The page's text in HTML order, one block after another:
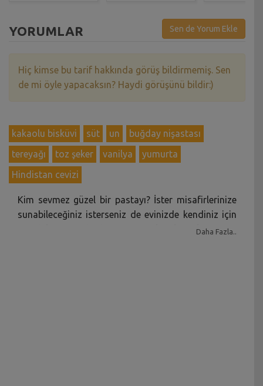
YORUMLAR Sen de Yorum Ekle
Hiç kimse bu tarif hakkında görüş bildirmemiş. Sen
de mi öyle yapacaksın? Haydi görüşünü bildir:)
kakaolu bisküvi süt un
buğday nişastası
tereyağı
toz şeker vanilya
yumurta
Hindistan cevizi
Kim sevmez güzel bir pastayı? İster misafirlerinize
sunabileceğiniz isterseniz de evinizde kendiniz için
yapabileceğiniz bu hafif ve güzel tatlı, tatlı tarifleri
Daha Fazla..